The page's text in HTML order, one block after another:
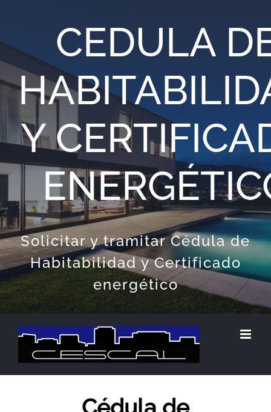
contenido
CEDULA
Y
Solicitar y tramitar Cédula de
Habitabilidad y Certificado
energético